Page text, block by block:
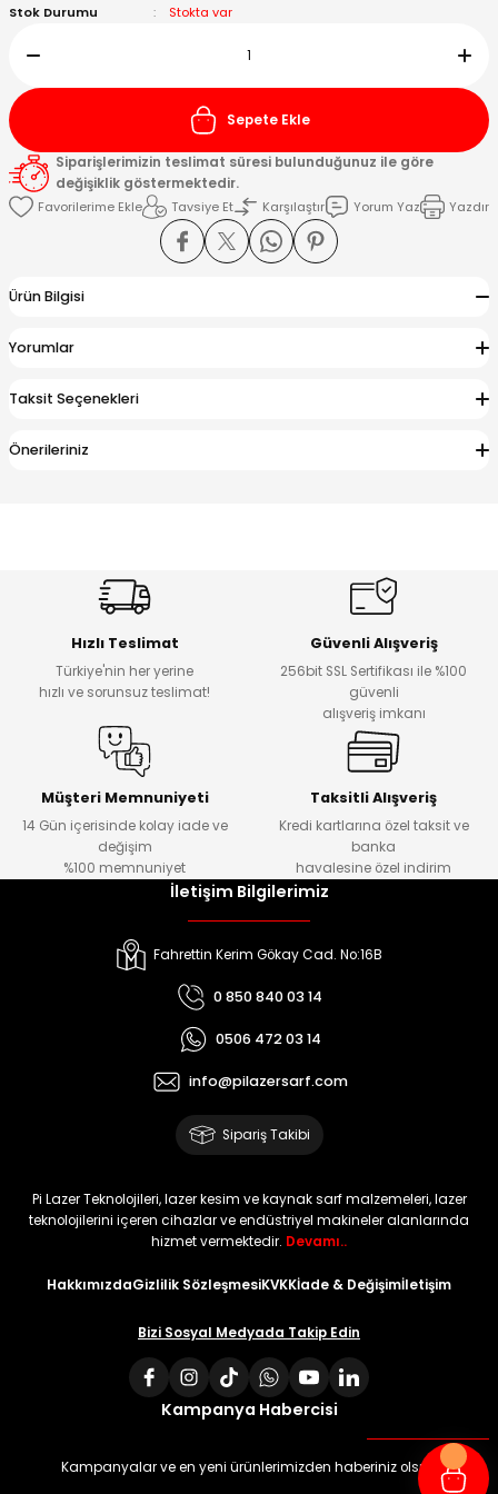
Stok Durumu Stokta var
Sepete Ekle
Siparişlerimizin teslimat süresi bulunduğunuz ile göre
değişiklik göstermektedir.
Tavsiye Et
Karşılaştır Yorum Yaz Yazdır
Ürün Bilgisi
Yorumlar
Taksit Seçenekleri
Önerileriniz
Hızlı Teslimat
Türkiye'nin her yerine
hızlı ve sorunsuz teslimat!
Güvenli Alışveriş
256bit SSL Sertifikası ile %100
güvenli
alışveriş imkanı
Müşteri Memnuniyeti
14 Gün içerisinde kolay iade ve
değişim
%100 memnuniyet
Taksitli Alışveriş
Kredi kartlarına özel taksit ve
banka
havalesine özel indirim
İletişim Bilgilerimiz
Fahrettin Kerim Gökay Cad. No:16B
0 850 840 03 14
0506 472 03 14
info@pilazersarf.com
Sipariş Takibi
Pi Lazer Teknolojileri, lazer kesim ve kaynak sarf malzemeleri, lazer
teknolojilerini içeren cihazlar ve endüstriyel makineler alanlarında
hizmet vermektedir. Devamı..
HakkımızdaGizlilik SözleşmesiKVKKİade & Değişimİletişim
Bizi Sosyal Medyada Takip Edin
Kampanya Habercisi
Kampanyalar ve en yeni ürünlerimizden haberiniz olsun